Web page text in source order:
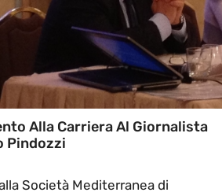
Alla Carriera Al Giornalista
Pindozzi
Società Mediterranea di